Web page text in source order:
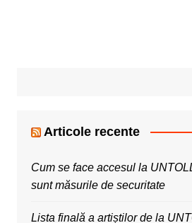
Articole recente
Cum se face accesul la
sunt măsurile de securitate
Lista finală a artiștilor de la